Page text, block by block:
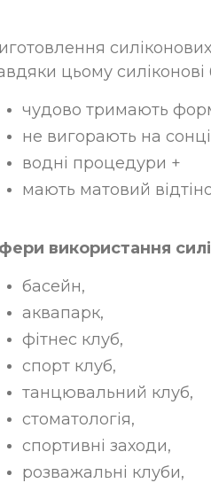
цьому силіконові
чудово тримають
не вигорають на сонці
водні процедури +
мають матовий
використання
басейн,
аквапарк,
фітнес клуб,
спорт клуб,
танцювальний клуб,
стоматологія,
спортивні заходи,
розважальні клуби,